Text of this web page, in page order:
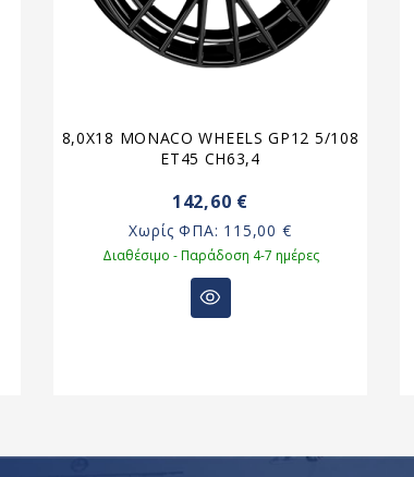
8,0X18 MONACO WHEELS GP12 5/108
ET45 CH63,4
142,60 €
Χωρίς ΦΠΑ: 115,00 €
Διαθέσιμο - Παράδοση 4-7 ημέρες